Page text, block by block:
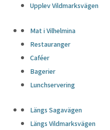
Upplev Vildmarksvägen
Mat i Vilhelmina
Restauranger
Caféer
Bagerier
Lunchservering
Längs Sagavägen
Längs Vildmarksvägen